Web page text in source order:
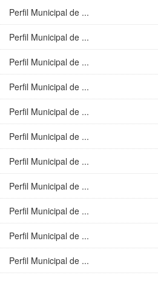
Perfil Municipal de ...
Perfil Municipal de ...
Perfil Municipal de ...
Perfil Municipal de ...
Perfil Municipal de ...
Perfil Municipal de ...
Perfil Municipal de ...
Perfil Municipal de ...
Perfil Municipal de ...
Perfil Municipal de ...
Perfil Municipal de ...